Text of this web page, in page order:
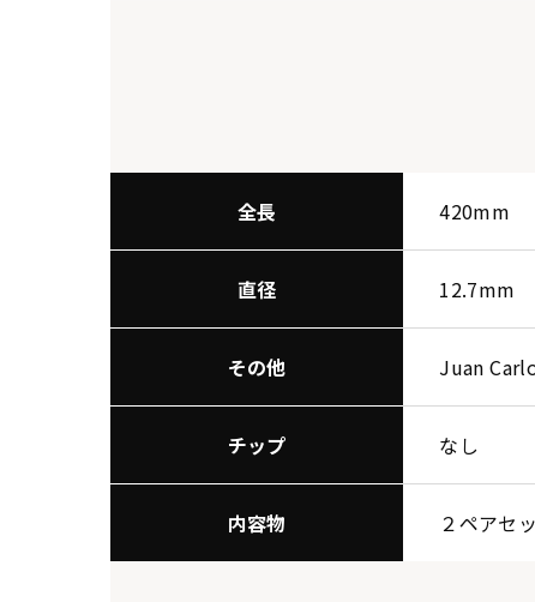
全長 420mm
直径 12.7mm
その他 Juan
チップ なし
内容物 ２ペアセ